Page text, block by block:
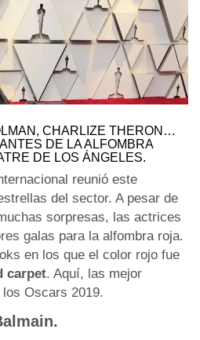
CHARLIZE THERON…
DE LA ALFOMBRA
DE LOS ÁNGELES.
reunió este
del sector. A pesar de
sorpresas, las actrices
galas para la alfombra roja.
en los que el color rojo fue
carpet. Aquí, las mejor
Oscars 2019.